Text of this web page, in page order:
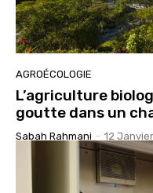
AGROÉCOLOGIE
L’agriculture
goutte dans un
Sabah Rahmani - 12